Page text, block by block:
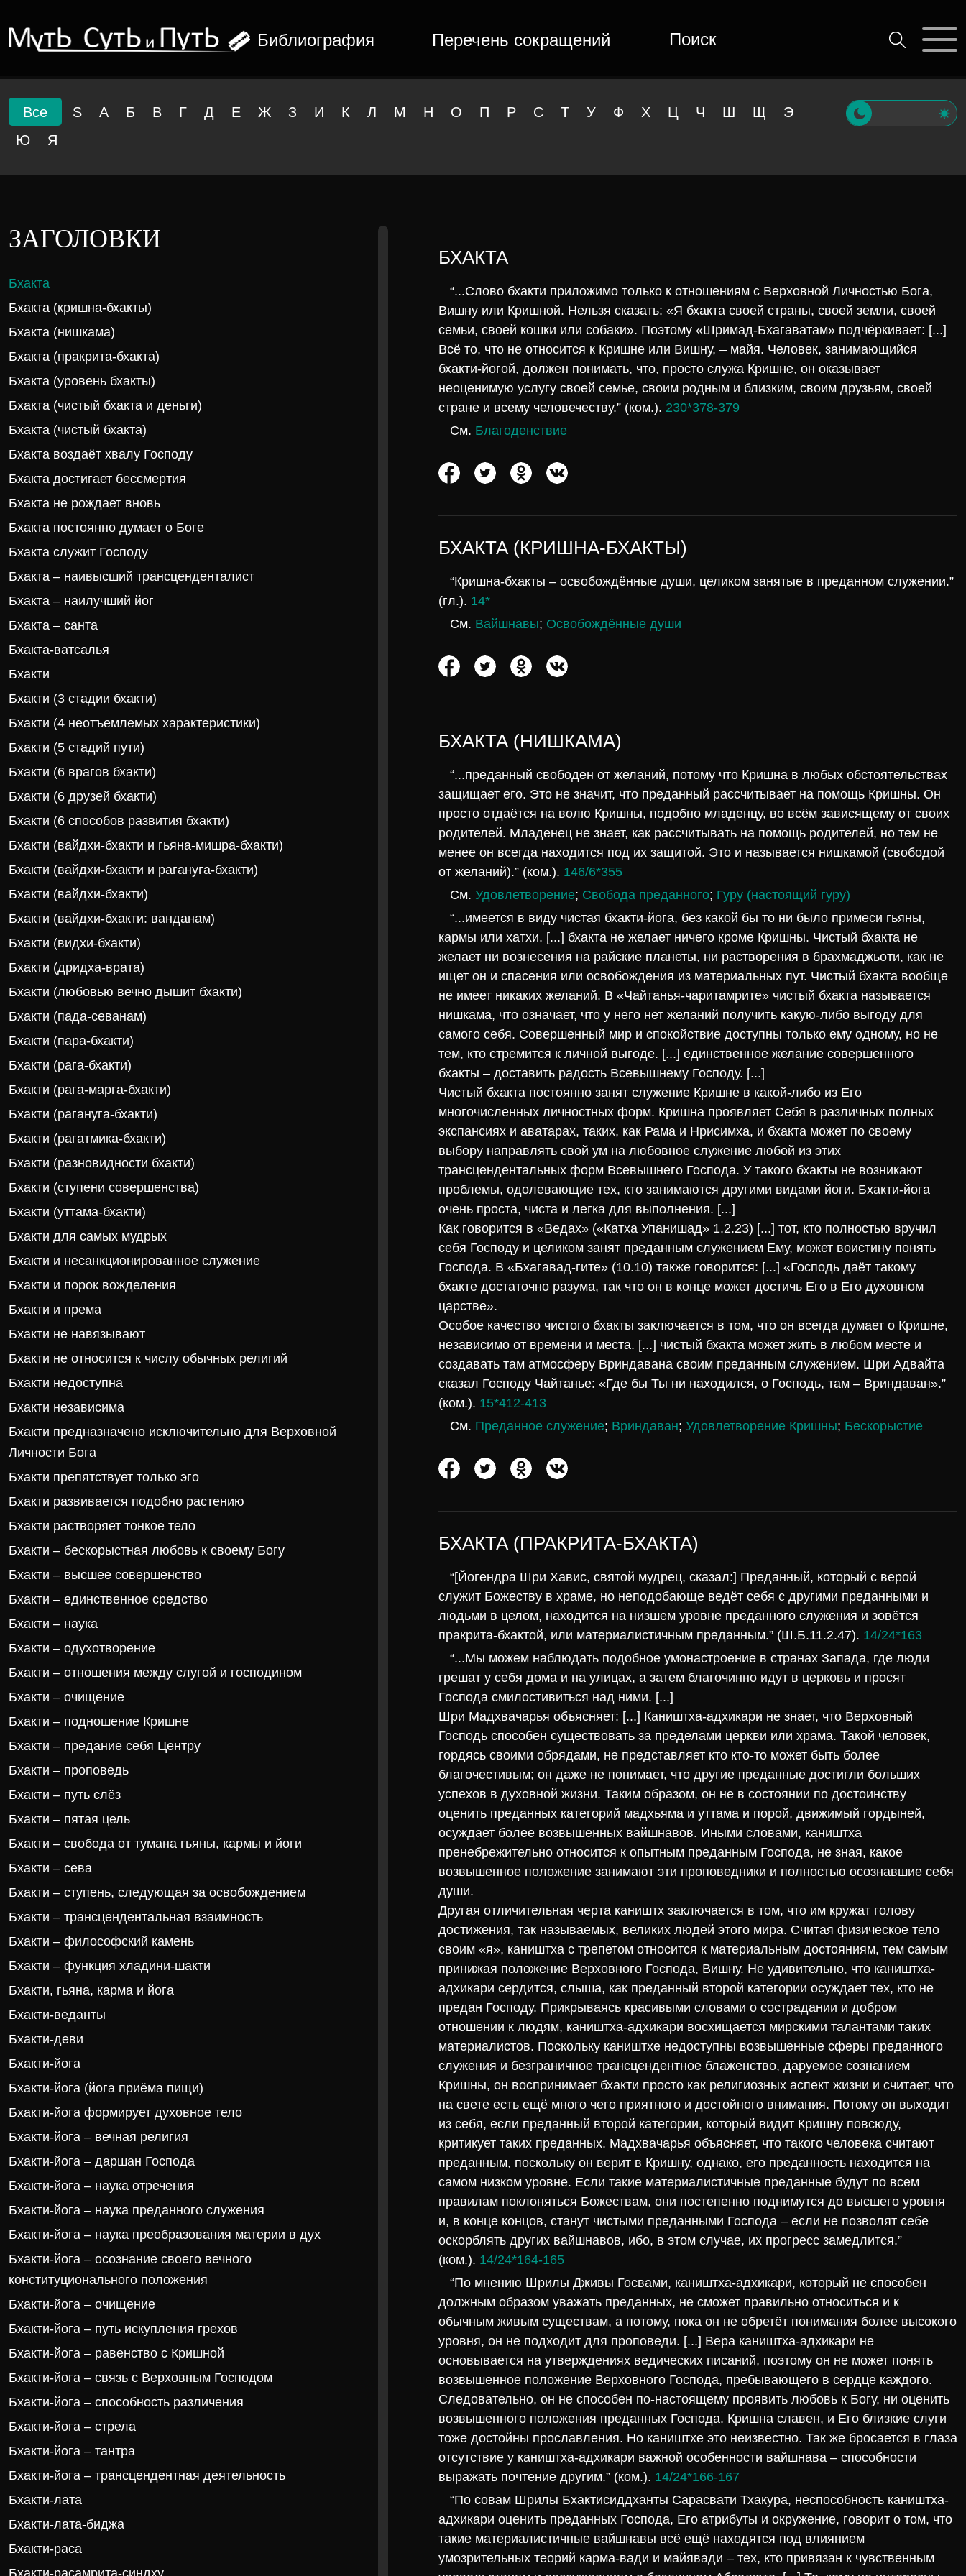
Библиография Перечень сокращений
Все S А Б В Г Д Е Ж З И К Л М Н О П Р С Т У Ф Х Ц Ч Ш Щ
Э
Ю
Я
ЗАГОЛОВКИ
Бхакта
Бхакта (кришна-бхакты)
Бхакта (нишкама)
Бхакта (пракрита-бхакта)
Бхакта (уровень бхакты)
Бхакта (чистый бхакта и деньги)
Бхакта (чистый бхакта)
Бхакта воздаёт хвалу Господу
Бхакта достигает бессмертия
Бхакта не рождает вновь
Бхакта постоянно думает о Боге
Бхакта служит Господу
Бхакта – наивысший трансценденталист
Бхакта – наилучший йог
Бхакта – санта
Бхакта-ватсалья
Бхакти
Бхакти (3 стадии бхакти)
Бхакти (4 неотъемлемых характеристики)
Бхакти (5 стадий пути)
Бхакти (6 врагов бхакти)
Бхакти (6 друзей бхакти)
Бхакти (6 способов развития бхакти)
Бхакти (вайдхи-бхакти и гьяна-мишра-бхакти)
Бхакти (вайдхи-бхакти и рагануга-бхакти)
Бхакти (вайдхи-бхакти)
Бхакти (вайдхи-бхакти: ванданам)
Бхакти (видхи-бхакти)
Бхакти (дридха-врата)
Бхакти (любовью вечно дышит бхакти)
Бхакти (пада-севанам)
Бхакти (пара-бхакти)
Бхакти (рага-бхакти)
Бхакти (рага-марга-бхакти)
Бхакти (рагануга-бхакти)
Бхакти (рагатмика-бхакти)
Бхакти (разновидности бхакти)
Бхакти (ступени совершенства)
Бхакти (уттама-бхакти)
Бхакти для самых мудрых
Бхакти и несанкционированное служение
Бхакти и порок вожделения
Бхакти и према
Бхакти не навязывают
Бхакти не относится к числу обычных религий
Бхакти недоступна
Бхакти независима
Бхакти предназначено исключительно для Верховной
Личности Бога
Бхакти препятствует только эго
Бхакти развивается подобно растению
Бхакти растворяет тонкое тело
Бхакти – бескорыстная любовь к своему Богу
Бхакти – высшее совершенство
Бхакти – единственное средство
Бхакти – наука
Бхакти – одухотворение
Бхакти – отношения между слугой и господином
Бхакти – очищение
Бхакти – подношение Кришне
Бхакти – предание себя Центру
Бхакти – проповедь
Бхакти – путь слёз
Бхакти – пятая цель
Бхакти – свобода от тумана гьяны, кармы и йоги
Бхакти – сева
Бхакти – ступень, следующая за освобождением
Бхакти – трансцендентальная взаимность
Бхакти – философский камень
Бхакти – функция хладини-шакти
Бхакти, гьяна, карма и йога
Бхакти-веданты
Бхакти-деви
Бхакти-йога
Бхакти-йога (йога приёма пищи)
Бхакти-йога формирует духовное тело
Бхакти-йога – вечная религия
Бхакти-йога – даршан Господа
Бхакти-йога – наука отречения
Бхакти-йога – наука преданного служения
Бхакти-йога – наука преобразования материи в дух
Бхакти-йога – осознание своего вечного
конституционального положения
Бхакти-йога – очищение
Бхакти-йога – путь искупления грехов
Бхакти-йога – равенство с Кришной
Бхакти-йога – связь с Верховным Господом
Бхакти-йога – способность различения
Бхакти-йога – стрела
Бхакти-йога – тантра
Бхакти-йога – трансцендентная деятельность
Бхакти-лата
Бхакти-лата-биджа
Бхакти-раса
Бхакти-расамрита-синдху
БХАКТА
“...Слово бхакти приложимо только к отношениям с Верховной Личностью Бога,
Вишну или Кришной. Нельзя сказать: «Я бхакта своей страны, своей земли, своей
семьи, своей кошки или собаки». Поэтому «Шримад-Бхагаватам» подчёркивает: [...]
Всё то, что не относится к Кришне или Вишну, – майя. Человек, занимающийся
бхакти-йогой, должен понимать, что, просто служа Кришне, он оказывает
неоценимую услугу своей семье, своим родным и близким, своим друзьям, своей
стране и всему человечеству.” (ком.). 230*378-379
См. Благоденствие
БХАКТА (КРИШНА-БХАКТЫ)
“Кришна-бхакты – освобождённые души, целиком занятые в преданном служении.”
(гл.). 14*
См. Вайшнавы; Освобождённые души
БХАКТА (НИШКАМА)
“...преданный свободен от желаний, потому что Кришна в любых обстоятельствах
защищает его. Это не значит, что преданный рассчитывает на помощь Кришны. Он
просто отдаётся на волю Кришны, подобно младенцу, во всём зависящему от своих
родителей. Младенец не знает, как рассчитывать на помощь родителей, но тем не
менее он всегда находится под их защитой. Это и называется нишкамой (свободой
от желаний).” (ком.). 146/6*355
См. Удовлетворение; Свобода преданного; Гуру (настоящий гуру)
“...имеется в виду чистая бхакти-йога, без какой бы то ни было примеси гьяны,
кармы или хатхи. [...] бхакта не желает ничего кроме Кришны. Чистый бхакта не
желает ни вознесения на райские планеты, ни растворения в брахмаджьоти, как не
ищет он и спасения или освобождения из материальных пут. Чистый бхакта вообще
не имеет никаких желаний. В «Чайтанья-чаритамрите» чистый бхакта называется
нишкама, что означает, что у него нет желаний получить какую-либо выгоду для
самого себя. Совершенный мир и спокойствие доступны только ему одному, но не
тем, кто стремится к личной выгоде. [...] единственное желание совершенного
бхакты – доставить радость Всевышнему Господу. [...]
Чистый бхакта постоянно занят служение Кришне в какой-либо из Его
многочисленных личностных форм. Кришна проявляет Себя в различных полных
экспансиях и аватарах, таких, как Рама и Нрисимха, и бхакта может по своему
выбору направлять свой ум на любовное служение любой из этих
трансцендентальных форм Всевышнего Господа. У такого бхакты не возникают
проблемы, одолевающие тех, кто занимаются другими видами йоги. Бхакти-йога
очень проста, чиста и легка для выполнения. [...]
Как говорится в «Ведах» («Катха Упанишад» 1.2.23) [...] тот, кто полностью вручил
себя Господу и целиком занят преданным служением Ему, может воистину понять
Господа. В «Бхагавад-гите» (10.10) также говорится: [...] «Господь даёт такому
бхакте достаточно разума, так что он в конце может достичь Его в Его духовном
царстве».
Особое качество чистого бхакты заключается в том, что он всегда думает о Кришне,
независимо от времени и места. [...] чистый бхакта может жить в любом месте и
создавать там атмосферу Вриндавана своим преданным служением. Шри Адвайта
сказал Господу Чайтанье: «Где бы Ты ни находился, о Господь, там – Вриндаван».”
(ком.). 15*412-413
См. Преданное служение; Вриндаван; Удовлетворение Кришны; Бескорыстие
БХАКТА (ПРАКРИТА-БХАКТА)
“[Йогендра Шри Хавис, святой мудрец, сказал:] Преданный, который с верой
служит Божеству в храме, но неподобающе ведёт себя с другими преданными и
людьми в целом, находится на низшем уровне преданного служения и зовётся
пракрита-бхактой, или материалистичным преданным.” (Ш.Б.11.2.47). 14/24*163
“...Мы можем наблюдать подобное умонастроение в странах Запада, где люди
грешат у себя дома и на улицах, а затем благочинно идут в церковь и просят
Господа смилостивиться над ними. [...]
Шри Мадхвачарья объясняет: [...] Каништха-адхикари не знает, что Верховный
Господь способен существовать за пределами церкви или храма. Такой человек,
гордясь своими обрядами, не представляет кто кто-то может быть более
благочестивым; он даже не понимает, что другие преданные достигли больших
успехов в духовной жизни. Таким образом, он не в состоянии по достоинству
оценить преданных категорий мадхьяма и уттама и порой, движимый гордыней,
осуждает более возвышенных вайшнавов. Иными словами, каништха
пренебрежительно относится к опытным преданным Господа, не зная, какое
возвышенное положение занимают эти проповедники и полностью осознавшие себя
души.
Другая отличительная черта каништх заключается в том, что им кружат голову
достижения, так называемых, великих людей этого мира. Считая физическое тело
своим «я», каништха с трепетом относится к материальным достояниям, тем самым
принижая положение Верховного Господа, Вишну. Не удивительно, что каништха-
адхикари сердится, слыша, как преданный второй категории осуждает тех, кто не
предан Господу. Прикрываясь красивыми словами о сострадании и добром
отношении к людям, каништха-адхикари восхищается мирскими талантами таких
материалистов. Поскольку каништхе недоступны возвышенные сферы преданного
служения и безграничное трансцендентное блаженство, даруемое сознанием
Кришны, он воспринимает бхакти просто как религиозных аспект жизни и считает, что
на свете есть ещё много чего приятного и достойного внимания. Потому он выходит
из себя, если преданный второй категории, который видит Кришну повсюду,
критикует таких преданных. Мадхвачарья объясняет, что такого человека считают
преданным, поскольку он верит в Кришну, однако, его преданность находится на
самом низком уровне. Если такие материалистичные преданные будут по всем
правилам поклоняться Божествам, они постепенно поднимутся до высшего уровня
и, в конце концов, станут чистыми преданными Господа – если не позволят себе
оскорблять других вайшнавов, ибо, в этом случае, их прогресс замедлится.”
(ком.). 14/24*164-165
“По мнению Шрилы Дживы Госвами, каништха-адхикари, который не способен
должным образом уважать преданных, не сможет правильно относиться и к
обычным живым существам, а потому, пока он не обретёт понимания более высокого
уровня, он не подходит для проповеди. [...] Вера каништха-адхикари не
основывается на утверждениях ведических писаний, поэтому он не может понять
возвышенное положение Верховного Господа, пребывающего в сердце каждого.
Следовательно, он не способен по-настоящему проявить любовь к Богу, ни оценить
возвышенного положения преданных Господа. Кришна славен, и Его близкие слуги
тоже достойны прославления. Но каништхе это неизвестно. Так же бросается в глаза
отсутствие у каништха-адхикари важной особенности вайшнава – способности
выражать почтение другим.” (ком.). 14/24*166-167
“По совам Шрилы Бхактисиддханты Сарасвати Тхакура, неспособность каништха-
адхикари оценить преданных Господа, Его атрибуты и окружение, говорит о том, что
такие материалистичные вайшнавы всё ещё находятся под влиянием
умозрительных теорий карма-вади и майявади – тех, кто привязан к чувственным